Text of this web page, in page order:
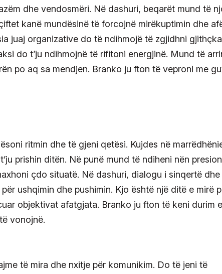
dhe vendosmëri. Në dashuri, beqarët mund të
kanë mundësinë të forcojnë mirëkuptimin dhe
juaj organizative do të ndihmojë të zgjidhni
do t’ju ndihmojnë të rifitoni energjinë. Mund të
po aq sa mendjen. Branko ju fton të veproni me
ritmin dhe të gjeni qetësi. Kujdes në
prishin ditën. Në punë mund të ndiheni nën
çdo situatë. Në dashuri, dialogu i sinqertë dhe
ushqimin dhe pushimin. Kjo është një ditë e mirë
objektivat afatgjata. Branko ju fton të keni durim e
vonojnë.
të mira dhe nxitje për komunikim. Do të jeni të